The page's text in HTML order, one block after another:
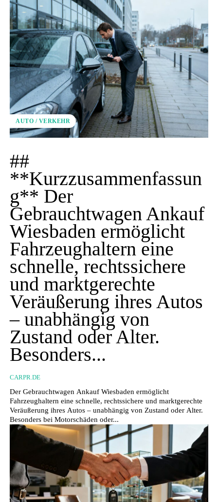
AUTO / VERKEHR
##
**Kurzzusammenfassun
g** Der
Gebrauchtwagen Ankauf
Wiesbaden ermöglicht
Fahrzeughaltern eine
schnelle, rechtssichere
und marktgerechte
Veräußerung ihres Autos
– unabhängig von
Zustand oder Alter.
Besonders...
CARPR.DE
Der Gebrauchtwagen Ankauf Wiesbaden ermöglicht
Fahrzeughaltern eine schnelle, rechtssichere und marktgerechte
Veräußerung ihres Autos – unabhängig von Zustand oder Alter.
Besonders bei Motorschäden oder...